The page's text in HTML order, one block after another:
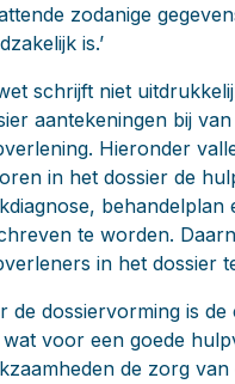
zodanige
is.’
schrijft niet
aantekeningen bij
Hieronder
in het dossier de
te worden.
in het dossier
de dossiervorming is
voor een goede
de zorg